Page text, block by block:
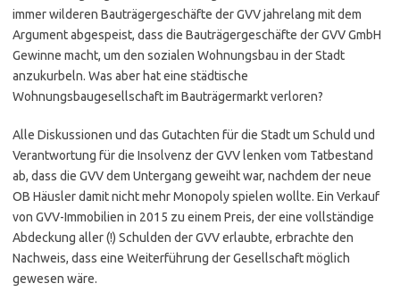
immer wilderen Bauträgergeschäfte der GVV jahrelang mit dem
Argument abgespeist, dass die Bauträgergeschäfte der GVV GmbH
Gewinne macht, um den sozialen Wohnungsbau in der Stadt
anzukurbeln. Was aber hat eine städtische
Wohnungsbaugesellschaft im Bauträgermarkt verloren?
Alle Diskussionen und das Gutachten für die Stadt um Schuld und
Verantwortung für die Insolvenz der GVV lenken vom Tatbestand
ab, dass die GVV dem Untergang geweiht war, nachdem der neue
OB Häusler damit nicht mehr Monopoly spielen wollte. Ein Verkauf
von GVV-Immobilien in 2015 zu einem Preis, der eine vollständige
Abdeckung aller (!) Schulden der GVV erlaubte, erbrachte den
Nachweis, dass eine Weiterführung der Gesellschaft möglich
gewesen wäre.